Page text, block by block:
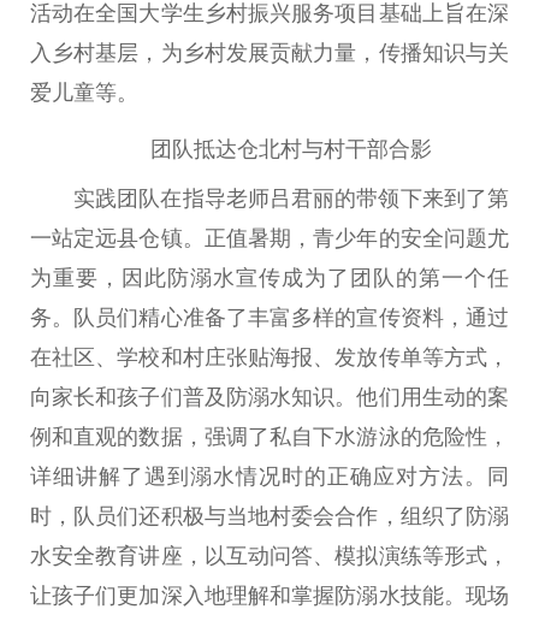
活动在全国大学生乡村振兴服务项目基础上旨在深
入乡村基层，为乡村发展贡献力量，传播知识与关
爱儿童等。
团队抵达仓北村与村干部合影
实践团队在指导老师吕君丽的带领下来到了第
一站定远县仓镇。正值暑期，青少年的安全问题尤
为重要，因此防溺水宣传成为了团队的第一个任
务。队员们精心准备了丰富多样的宣传资料，通过
在社区、学校和村庄张贴海报、发放传单等方式，
向家长和孩子们普及防溺水知识。他们用生动的案
例和直观的数据，强调了私自下水游泳的危险性，
详细讲解了遇到溺水情况时的正确应对方法。同
时，队员们还积极与当地村委会合作，组织了防溺
水安全教育讲座，以互动问答、模拟演练等形式，
让孩子们更加深入地理解和掌握防溺水技能。现场